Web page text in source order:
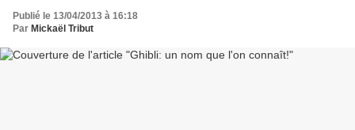
Publié le 13/04/2013 à 16:18
Par Mickaël Tribut